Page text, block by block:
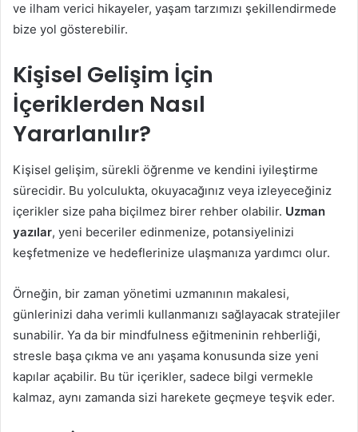
ve ilham verici hikayeler, yaşam tarzımızı şekillendirmede
bize yol gösterebilir.
Kişisel Gelişim İçin
İçeriklerden Nasıl
Yararlanılır?
Kişisel gelişim, sürekli öğrenme ve kendini iyileştirme
sürecidir. Bu yolculukta, okuyacağınız veya izleyeceğiniz
içerikler size paha biçilmez birer rehber olabilir. Uzman
yazılar, yeni beceriler edinmenize, potansiyelinizi
keşfetmenize ve hedeflerinize ulaşmanıza yardımcı olur.
Örneğin, bir zaman yönetimi uzmanının makalesi,
günlerinizi daha verimli kullanmanızı sağlayacak stratejiler
sunabilir. Ya da bir mindfulness eğitmeninin rehberliği,
stresle başa çıkma ve anı yaşama konusunda size yeni
kapılar açabilir. Bu tür içerikler, sadece bilgi vermekle
kalmaz, aynı zamanda sizi harekete geçmeye teşvik eder.